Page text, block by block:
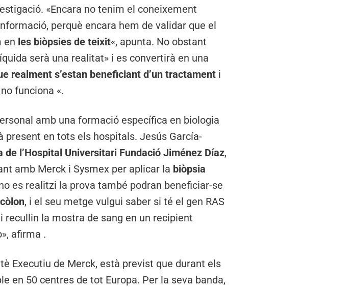
«Encara no tenim el coneixement
perquè encara hem de validar que el
en les biòpsies de teixit«, apunta. No obstant
serà una realitat» i es convertirà en una
realment s’estan beneficiant d’un tractament i
funciona «.
amb una formació específica en biologia
en tots els hospitals. Jesús García-
de l’Hospital Universitari Fundació Jiménez Díaz,
amb Merck i Sysmex per aplicar la biòpsia
es realitzi la prova també podran beneficiar-se
, i el seu metge vulgui saber si té el gen RAS
la mostra de sang en un recipient
afirma .
Executiu de Merck, està previst que durant els
en 50 centres de tot Europa. Per la seva banda,